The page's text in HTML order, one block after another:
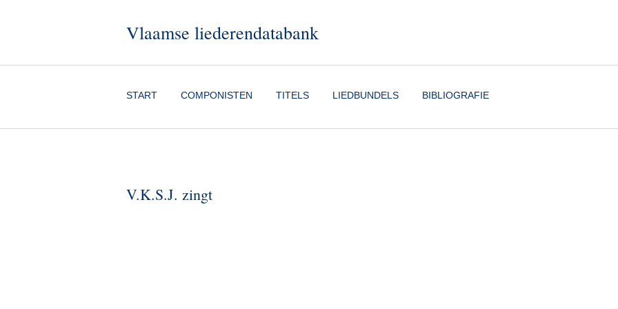
Vlaamse liederendatabank
START COMPONISTEN TITELS LIEDBUNDELS BIBLIOGRAFIE
V.K.S.J. zingt